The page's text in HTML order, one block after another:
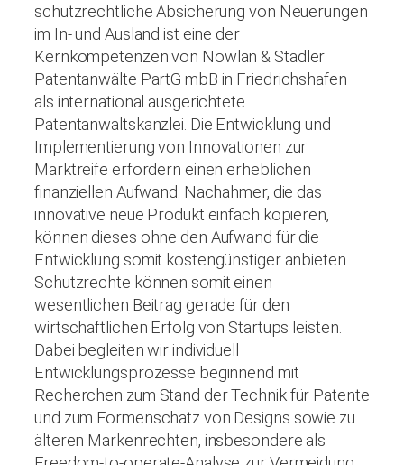
schutzrechtliche Absicherung von Neuerungen
im In- und Ausland ist eine der
Kernkompetenzen von Nowlan & Stadler
Patentanwälte PartG mbB in Friedrichshafen
als international ausgerichtete
Patentanwaltskanzlei. Die Entwicklung und
Implementierung von Innovationen zur
Marktreife erfordern einen erheblichen
finanziellen Aufwand. Nachahmer, die das
innovative neue Produkt einfach kopieren,
können dieses ohne den Aufwand für die
Entwicklung somit kostengünstiger anbieten.
Schutzrechte können somit einen
wesentlichen Beitrag gerade für den
wirtschaftlichen Erfolg von Startups leisten.
Dabei begleiten wir individuell
Entwicklungsprozesse beginnend mit
Recherchen zum Stand der Technik für Patente
und zum Formenschatz von Designs sowie zu
älteren Markenrechten, insbesondere als